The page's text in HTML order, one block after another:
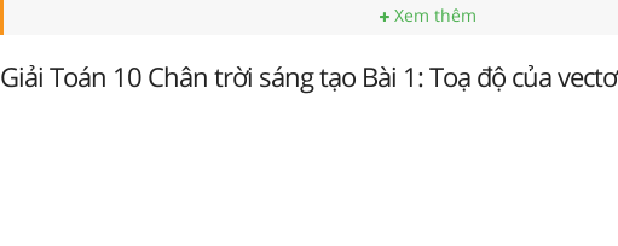
Xem thêm
Giải Toán 10 Chân trời sáng tạo Bài 1: Toạ độ của vectơ